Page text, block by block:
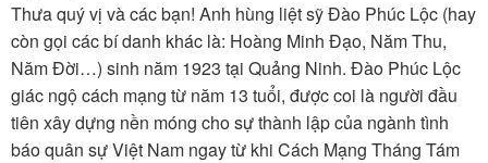
Sân khấu
Thiếu nhi
Kết nối VOV6
Thưa quý vị và các bạn! Anh hùng liệt sỹ Đào Phúc Lộc (hay
còn gọi các bí danh khác là: Hoàng Minh Đạo, Năm Thu,
Năm Đời…) sinh năm 1923 tại Quảng Ninh. Đào Phúc Lộc
giác ngộ cách mạng từ năm 13 tuổi, được coi là người đầu
tiên xây dựng nền móng cho sự thành lập của ngành tình
báo quân sự Việt Nam ngay từ khi Cách Mạng Tháng Tám